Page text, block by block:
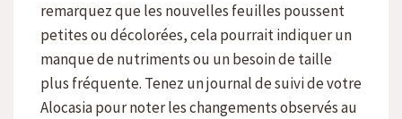
remarquez que les nouvelles feuilles poussent
petites ou décolorées, cela pourrait indiquer un
manque de nutriments ou un besoin de taille
plus fréquente. Tenez un journal de suivi de votre
Alocasia pour noter les changements observés au